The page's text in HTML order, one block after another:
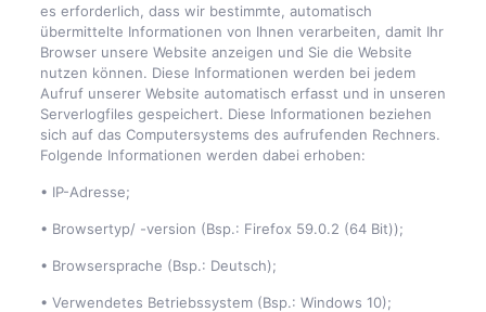
es erforderlich, dass wir bestimmte, automatisch
übermittelte Informationen von Ihnen verarbeiten, damit Ihr
Browser unsere Website anzeigen und Sie die Website
nutzen können. Diese Informationen werden bei jedem
Aufruf unserer Website automatisch erfasst und in unseren
Serverlogfiles gespeichert. Diese Informationen beziehen
sich auf das Computersystems des aufrufenden Rechners.
Folgende Informationen werden dabei erhoben:
• IP-Adresse;
• Browsertyp/ -version (Bsp.: Firefox 59.0.2 (64 Bit));
• Browsersprache (Bsp.: Deutsch);
• Verwendetes Betriebssystem (Bsp.: Windows 10);